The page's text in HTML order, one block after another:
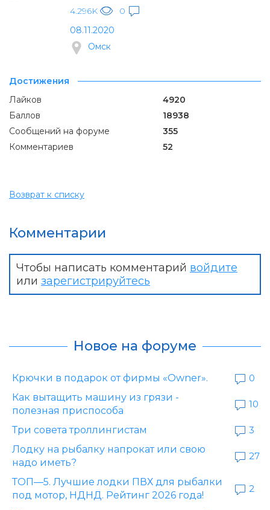
4.296K
0
08.11.2020
Омск
Достижения
Лайков
4920
Баллов
18938
Сообщений на форуме
355
Комментариев
52
Возврат к списку
Комментарии
Чтобы написать комментарий войдите
или зарегистрируйтесь
Новое на форуме
Крючки в подарок от фирмы «Owner».
0
Как вытащить машину из грязи -
полезная приспособа
10
Три совета троллингистам
3
Лодку на рыбалку напрокат или свою
надо иметь?
27
ТОП—5. Лучшие лодки ПВХ для рыбалки
под мотор, НДНД. Рейтинг 2026 года!
2